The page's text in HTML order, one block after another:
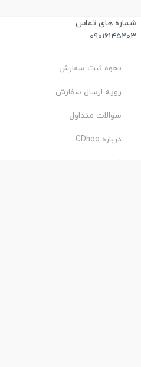
شماره های تماس
۰۹۰۱۶۱۴۵۲۰۳
نحوه ثبت سفارش
رویه ارسال سفارش
سوالات متداول
درباره CDhoo